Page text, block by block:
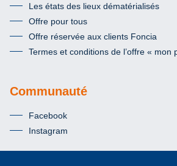
Les états des lieux dématérialisés
Offre pour tous
Offre réservée aux clients Foncia
Termes et conditions de l’offre « mon
Communauté
Facebook
Instagram